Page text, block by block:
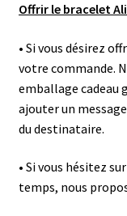
Offrir le bracelet
• Si vous désirez
votre commande.
emballage cadeau
ajouter un
du destinataire.
• Si vous hésitez
temps, nous